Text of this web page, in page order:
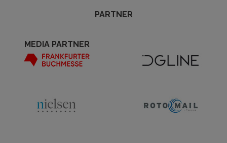
PARTNER
MEDIA PARTNER